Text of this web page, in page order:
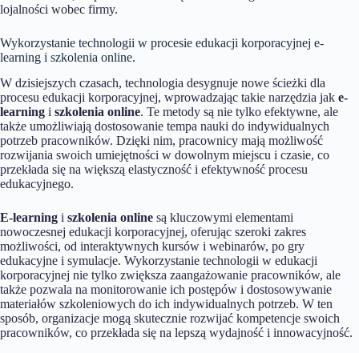
lojalności wobec firmy.
Wykorzystanie technologii w procesie edukacji korporacyjnej e-
learning i szkolenia online.
W dzisiejszych czasach, technologia desygnuje nowe ścieżki dla
procesu edukacji korporacyjnej, wprowadzając takie narzędzia jak e-
learning i szkolenia online. Te metody są nie tylko efektywne, ale
także umożliwiają dostosowanie tempa nauki do indywidualnych
potrzeb pracowników. Dzięki nim, pracownicy mają możliwość
rozwijania swoich umiejętności w dowolnym miejscu i czasie, co
przekłada się na większą elastyczność i efektywność procesu
edukacyjnego.
E-learning i szkolenia online są kluczowymi elementami
nowoczesnej edukacji korporacyjnej, oferując szeroki zakres
możliwości, od interaktywnych kursów i webinarów, po gry
edukacyjne i symulacje. Wykorzystanie technologii w edukacji
korporacyjnej nie tylko zwiększa zaangażowanie pracowników, ale
także pozwala na monitorowanie ich postępów i dostosowywanie
materiałów szkoleniowych do ich indywidualnych potrzeb. W ten
sposób, organizacje mogą skutecznie rozwijać kompetencje swoich
pracowników, co przekłada się na lepszą wydajność i innowacyjność.